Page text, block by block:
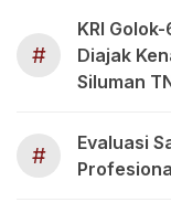
#
KRI
Diajak
Siluman
#
Evaluasi